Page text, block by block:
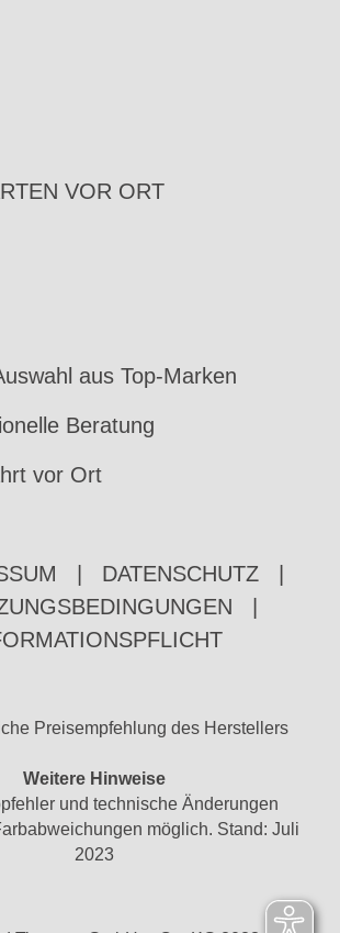
VOR ORT
aus Top-Marken
Beratung
vor Ort
DATENSCHUTZ
Preisempfehlung des Herstellers
Weitere Hinweise
und technische Änderungen
möglich. Stand: Juli
2023